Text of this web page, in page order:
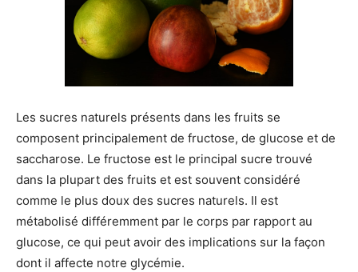
Les sucres naturels présents dans les fruits se
composent principalement de fructose, de glucose et de
saccharose. Le fructose est le principal sucre trouvé
dans la plupart des fruits et est souvent considéré
comme le plus doux des sucres naturels. Il est
métabolisé différemment par le corps par rapport au
glucose, ce qui peut avoir des implications sur la façon
dont il affecte notre glycémie.